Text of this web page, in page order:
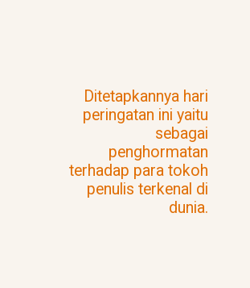
Ditetapkannya hari
peringatan ini yaitu
sebagai
penghormatan
terhadap para tokoh
penulis terkenal di
dunia.